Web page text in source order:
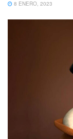
8 ENERO, 2023